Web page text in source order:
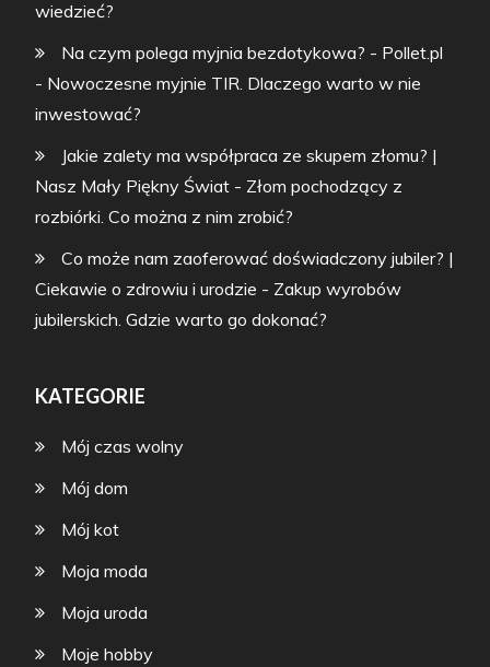
wiedzieć?
Na czym polega myjnia bezdotykowa? - Pollet.pl
- Nowoczesne myjnie TIR. Dlaczego warto w nie
inwestować?
Jakie zalety ma współpraca ze skupem złomu? |
Nasz Mały Piękny Świat - Złom pochodzący z
rozbiórki. Co można z nim zrobić?
Co może nam zaoferować doświadczony jubiler? |
Ciekawie o zdrowiu i urodzie - Zakup wyrobów
jubilerskich. Gdzie warto go dokonać?
KATEGORIE
Mój czas wolny
Mój dom
Mój kot
Moja moda
Moja uroda
Moje hobby